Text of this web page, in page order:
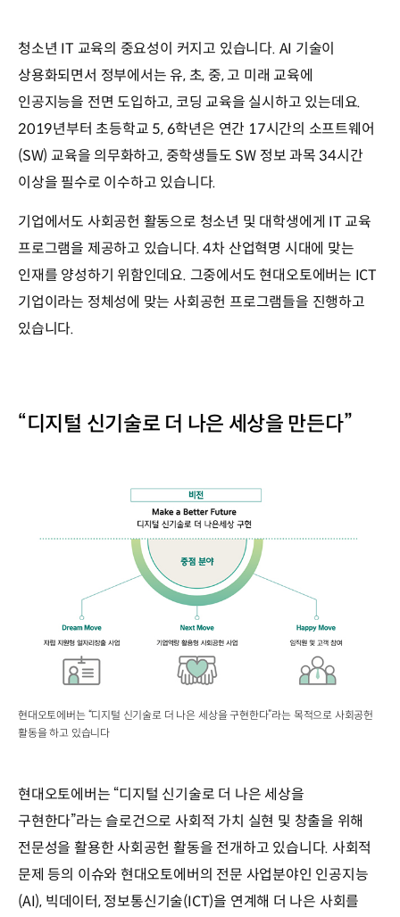
청소년 IT 교육의 중요성이 커지고 있습니다. AI 기술이
상용화되면서 정부에서는 유, 초, 중, 고 미래 교육에
인공지능을 전면 도입하고, 코딩 교육을 실시하고 있는데요.
2019년부터 초등학교 5, 6학년은 연간 17시간의 소프트웨어
(SW) 교육을 의무화하고, 중학생들도 SW 정보 과목 34시간
이상을 필수로 이수하고 있습니다.
기업에서도 사회공헌 활동으로 청소년 및 대학생에게 IT 교육
프로그램을 제공하고 있습니다. 4차 산업혁명 시대에 맞는
인재를 양성하기 위함인데요. 그중에서도 현대오토에버는 ICT
기업이라는 정체성에 맞는 사회공헌 프로그램들을 진행하고
있습니다.
“디지털 신기술로 더 나은 세상을 만든다”
현대오토에버는 “디지털 신기술로 더 나은 세상을 구현한다”라는 목적으로 사회공헌
활동을 하고 있습니다
현대오토에버는 “디지털 신기술로 더 나은 세상을
구현한다”라는 슬로건으로 사회적 가치 실현 및 창출을 위해
전문성을 활용한 사회공헌 활동을 전개하고 있습니다. 사회적
문제 등의 이슈와 현대오토에버의 전문 사업분야인 인공지능
(AI), 빅데이터, 정보통신기술(ICT)을 연계해 더 나은 사회를